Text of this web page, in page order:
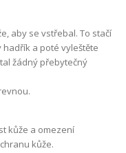
aby se vstřebal. To stačí
a poté vyleštěte
žádný přebytečný
kůže a omezení
kůže.